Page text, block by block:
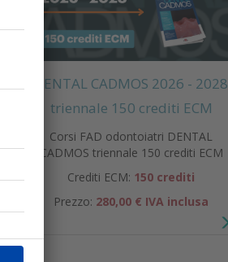
DENTAL CADMOS 2026 - 2028
triennale 150 crediti ECM
Corsi FAD odontoiatri DENTAL
CADMOS triennale 150 crediti ECM
Crediti ECM: 150 crediti
Prezzo: 280,00 € IVA inclusa